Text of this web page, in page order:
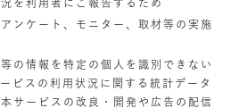
を利用者にご報告するため
ンケート、モニター、取材等の実施
の情報を特定の個人を識別できない
ビスの利用状況に関する統計データ
サービスの改良・開発や広告の配信